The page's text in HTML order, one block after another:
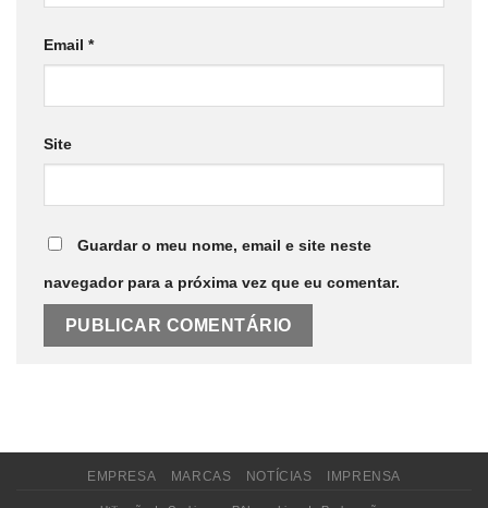
Email *
Site
Guardar o meu nome, email e site neste
navegador para a próxima vez que eu comentar.
EMPRESA MARCAS NOTÍCIAS IMPRENSA